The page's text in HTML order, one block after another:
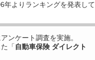
年よりランキングを発表して
アンケート調査を実施。
「 自動車保険 ダイレクト